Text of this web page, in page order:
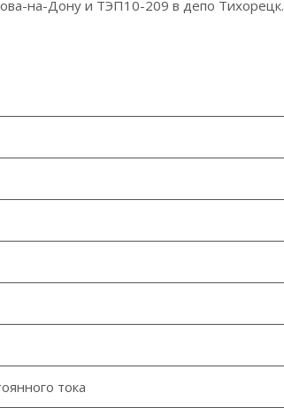
на-Дону и ТЭП10-209 в депо Тихорецк.
тока